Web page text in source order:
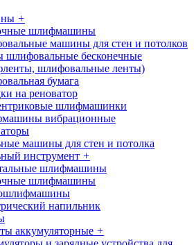
+
шлифмашины
машины для стен и потолков
шлифовальные бесконечные
шлифовальные ленты)
бумага
на реноватор
шлифмашинки
вибрационные
машины для стен и потолка
инструмент +
шлифмашины
шлифмашины
напильник
аккумуляторные +